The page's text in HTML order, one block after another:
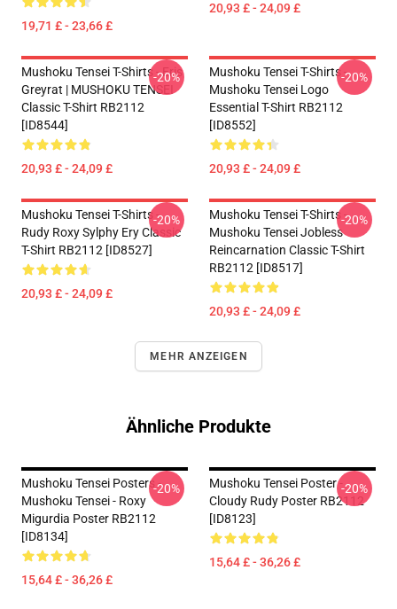
19,71 £ - 23,66 £
20,93 £ - 24,09 £
Mushoku Tensei T-Shirts - Eris
Greyrat | MUSHOKU TENSEI
Classic T-Shirt RB2112
[ID8544]
20,93 £ - 24,09 £
-20%
Mushoku Tensei T-Shirts -
Mushoku Tensei Logo
Essential T-Shirt RB2112
[ID8552]
20,93 £ - 24,09 £
-20%
Mushoku Tensei T-Shirts -
Rudy Roxy Sylphy Ery Classic
T-Shirt RB2112 [ID8527]
20,93 £ - 24,09 £
-20%
Mushoku Tensei T-Shirts -
Mushoku Tensei Jobless
Reincarnation Classic T-Shirt
RB2112 [ID8517]
20,93 £ - 24,09 £
-20%
MEHR ANZEIGEN
Ähnliche Produkte
Mushoku Tensei Posters -
Mushoku Tensei - Roxy
Migurdia Poster RB2112
[ID8134]
15,64 £ - 36,26 £
-20%
Mushoku Tensei Poster -
Cloudy Rudy Poster RB2112
[ID8123]
15,64 £ - 36,26 £
-20%